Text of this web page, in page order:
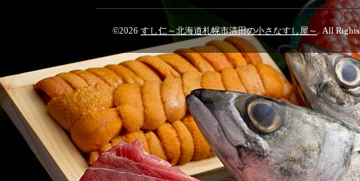
©2026 すし仁～北海道札幌市清田の小さなすし屋～ . All